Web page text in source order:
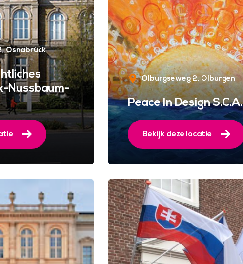
Osnabrück
Nussbaum-
Olburgseweg 2 Olburgen
Peace In Design S.C.A.
Bekijk deze locatie